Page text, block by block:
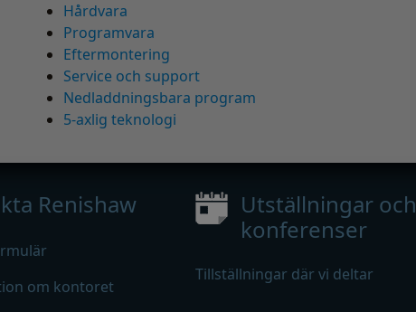
Hårdvara
Programvara
Eftermontering
Service och support
Nedladdningsbara program
5-axlig teknologi
Renishaw
om kontoret
Utställningar och
konferenser
Tillställningar där vi deltar